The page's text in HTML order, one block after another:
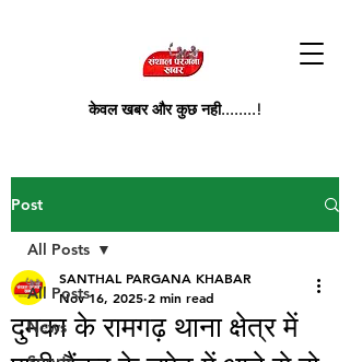
केवल खबर और कुछ नही........!
Post
All Posts
News
All Posts
दुमका के रामगढ़ थाना क्षेत्र में
SANTHAL PARGANA KHABAR
Nov 16, 2025 2 min read